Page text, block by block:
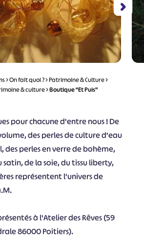
>On fait quoi ?>Patrimoine & Culture>
& culture>Boutique “Et Puis”
pour chacune d'entre nous ! De
des perles de culture d'eau
des perles en verre de bohème,
de la soie, du tissu liberty,
représentent l'univers de
à l'Atelier des Rêves (59
86000 Poitiers).